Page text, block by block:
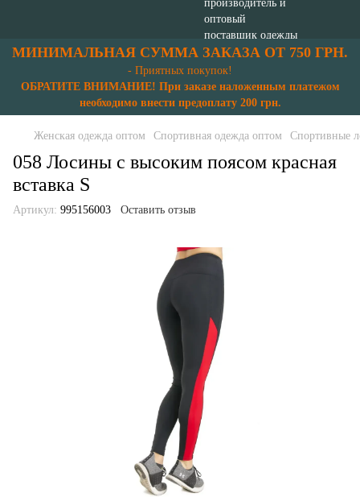
МИНИМАЛЬНАЯ СУММА ЗАКАЗА ОТ 750 ГРН.
- Приятных покупок!
ОБРАТИТЕ ВНИМАНИЕ! При заказе наложенным платежом
необходимо внести предоплату 200 грн.
Женская одежда оптом Спортивная одежда оптом Спортивные
058 Лосины с высоким поясом красная
вставка S
Артикул: 995156003 Оставить отзыв